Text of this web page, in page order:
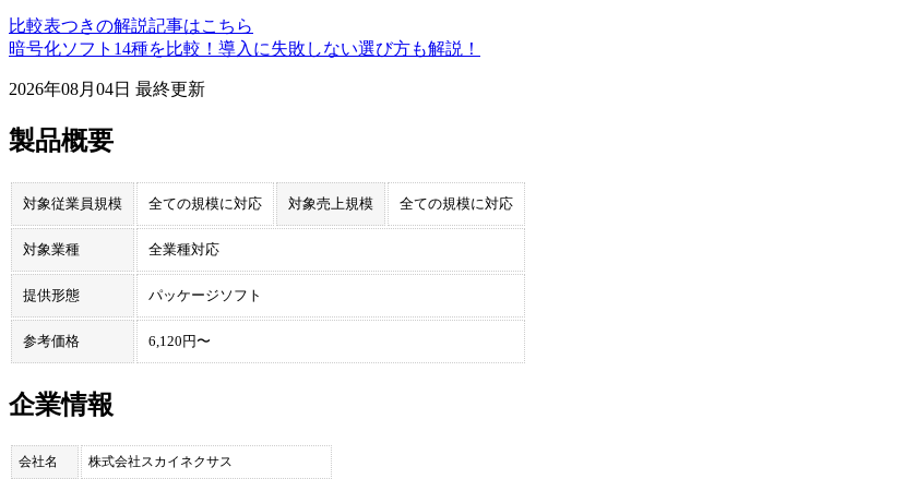
比較表つきの解説記事はこちら
暗号化ソフト14種を比較！導入に失敗しない選び方も解説！
2026年08月04日 最終更新
製品概要
対象従業員規模 全ての規模に対応 対象売上規模 全ての規模に対応
対象業種 全業種対応
提供形態 パッケージソフト
参考価格 6,120円〜
企業情報
会社名 株式会社スカイネクサス